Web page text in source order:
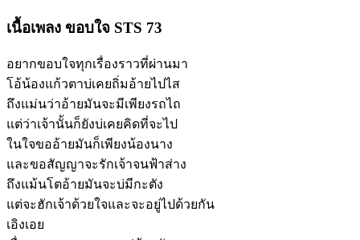
เนื้อเพลง ขอบใจ STS 73
อยากขอบใจทุกเรื่องราวที่ผ่านมา
โอ้น้องแก้วตาบ่เคยถิ่มอ้ายไปไส
ถึงแม่นว่าอ้ายมันจะมีเพียงรถไถ
แต่ว่าเจ้านั้นก็ยังบ่เคยคิดที่จะไป
ในใจขออ้ายมันก็เพียงน้องนาง
และขอสัญญาจะรักเจ้าจนฟ้าส่าง
ถึงแม้นโตอ้ายมันจะบ่มีกะตัง
แต่จะฮักเจ้าด้วยใจและจะอยู่ไปด้วยกัน
เอิงเอย